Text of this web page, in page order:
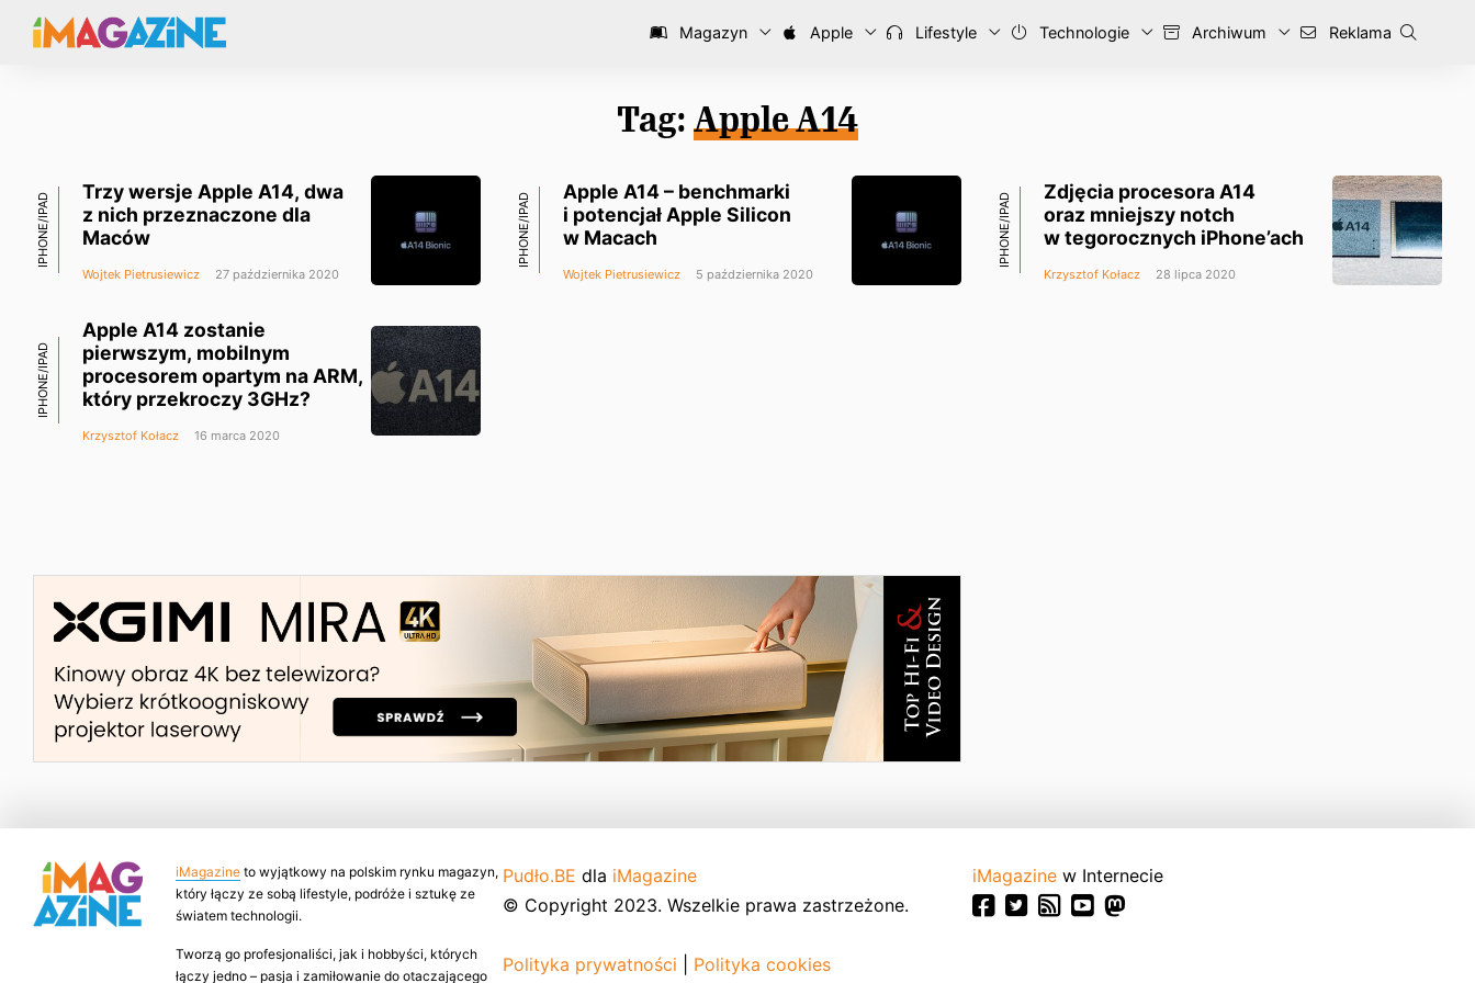
Magazyn Apple Lifestyle Technologie Archiwum Reklama
Tag: Apple A14
IPHONE/IPAD
Trzy wersje Apple A14, dwa
z nich przeznaczone dla
Maców
Wojtek Pietrusiewicz 27 października 2020
IPHONE/IPAD
Apple A14 – benchmarki
i potencjał Apple Silicon
w Macach
Wojtek Pietrusiewicz 5 października 2020
IPHONE/IPAD
Zdjęcia procesora A14
oraz mniejszy notch
w tegorocznych iPhone’ach
Krzysztof Kołacz 28 lipca 2020
IPHONE/IPAD
Apple A14 zostanie
pierwszym, mobilnym
procesorem opartym na ARM,
który przekroczy 3GHz?
Krzysztof Kołacz 16 marca 2020
iMagazine to wyjątkowy na polskim rynku magazyn,
który łączy ze sobą lifestyle, podróże i sztukę ze
światem technologii.
Tworzą go profesjonaliści, jak i hobbyści, których
łączy jedno – pasja i zamiłowanie do otaczającego
Pudło.BE dla iMagazine
© Copyright 2023. Wszelkie prawa zastrzeżone.
Polityka prywatności Polityka cookies
iMagazine w Internecie